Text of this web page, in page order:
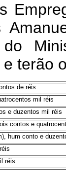
terão
de réis
mil réis
e duzentos mil réis
contos e
hum conto e
réis